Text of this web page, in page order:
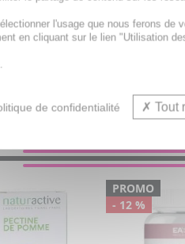
PROMO
- 12 %
l'usage que nous ferons de
en cliquant sur le lien "Utilisation
de confidentialité Tout